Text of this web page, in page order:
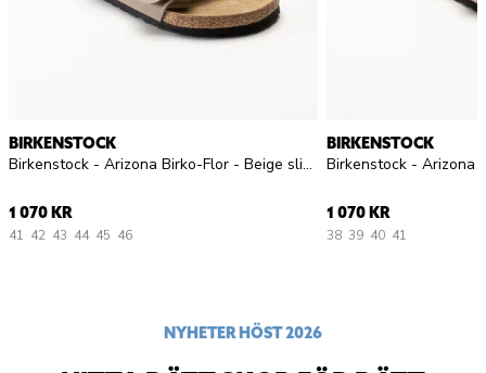
BIRKENSTOCK
Birkenstock - Arizona Birko-Flor - Beige slip in sandaler
1 070 KR
41 42 43 44 45 46
BIRKENSTOCK
1 070 KR
38 39 40 41
NYHETER HÖST 2026